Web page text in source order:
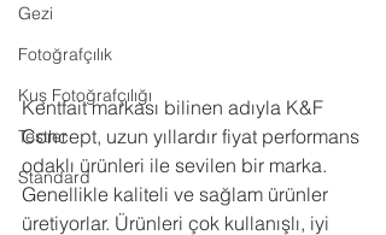
Gezi
Fotoğrafçılık
Kuş Fotoğrafçılığı
Testler
Standard
Kentfait markası bilinen adıyla K&F
Concept, uzun yıllardır fiyat performans
odaklı ürünleri ile sevilen bir marka.
Genellikle kaliteli ve sağlam ürünler
üretiyorlar. Ürünleri çok kullanışlı, iyi